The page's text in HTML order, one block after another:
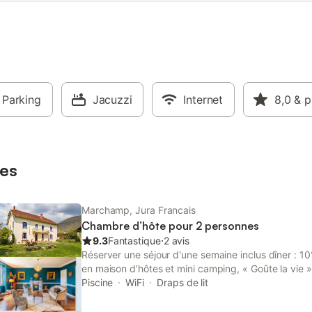
Parking Jacuzzi Internet 8,0 &
Marchamp, Jura Francais
Chambre d’hôte pour 2 personnes
9.3Fantastique⋅2 avis
Réserver une séjour d'une semaine inclus dîner :
en maison d’hôtes et mini camping, « Goûte la vie
village de Cerin, hameau typique du Bugey dans
Piscine WiFi Draps de lit